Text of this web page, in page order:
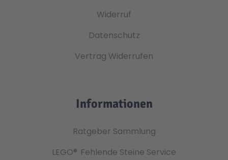
Widerruf
Datenschutz
Vertrag Widerrufen
Informationen
Ratgeber Sammlung
LEGO® Fehlende Steine Service